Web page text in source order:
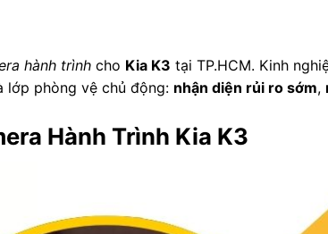
hành trình cho Kia K3 tại TP.HCM. Kinh
lớp phòng vệ chủ động: nhận diện rủi ro sớm,
Hành Trình Kia K3